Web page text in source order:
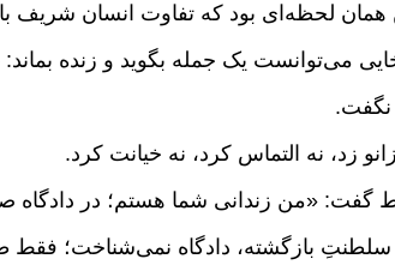
همان لحظه‌ای بود که تفاوت انسان
می‌توانست یک جمله بگوید و زنده بماند:
نگفت.
زد، نه التماس کرد، نه خیانت کرد.
گفت: «من زندانی شما هستم؛ در دادگاه
سلطنتِ بازگشته، دادگاه نمی‌شناخت؛ فقط